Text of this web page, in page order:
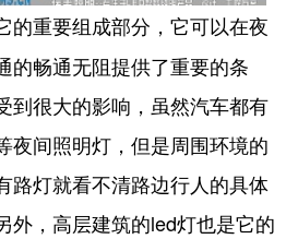
的重要组成部分，它可以在夜
的畅通无阻提供了重要的条
到很大的影响，虽然汽车都有
夜间照明灯，但是周围环境的
路灯就看不清路边行人的具体
外，高层建筑的led灯也是它的